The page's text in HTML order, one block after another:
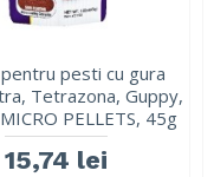
pesti cu gura
Tetrazona, Guppy,
PELLETS, 45g
15,74 lei